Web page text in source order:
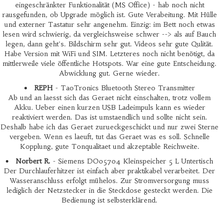
eingeschränkter Funktionalität (MS Office) - hab noch nicht
rausgefunden, ob Upgrade möglich ist. Gute Verabeitung. Mit Hülle
und externer Tastatur sehr angenehm. Einzig: im Bett noch etwas
lesen wird schwierig, da vergleichsweise schwer --> als auf Bauch
legen, dann geht's. Bildschirm sehr gut. Videos sehr gute Qulität.
Habe Version mit WiFi und SIM. Letzteres noch nicht benötigt, da
mittlerweile viele öffentliche Hotspots. War eine gute Entscheidung.
Abwicklung gut. Gerne wieder.
REPH- TaoTronics Bluetooth Stereo Transmitter
Ab und an laesst sich das Geraet nicht einschalten, trotz vollem
Akku. Ueber einen kurzen USB Ladeimpuls kann es wieder
reaktiviert werden. Das ist umstaendlich und sollte nicht sein.
Deshalb habe ich das Geraet zurueckgeschickt und nur zwei Sterne
vergeben. Wenn es laeuft, tut das Geraet was es soll. Schnelle
Kopplung, gute Tonqualitaet und akzeptable Reichweite.
Norbert R. - Siemens DO05704 Kleinspeicher 5 L Untertisch
Der Durchlauferhitzer ist einfach aber praktikabel verarbeitet. Der
Wasseranschluss erfolgt mühelos. Zur Stromversorgung muss
lediglich der Netzstecker in die Steckdose gesteckt werden. Die
Bedienung ist selbsterklärend.